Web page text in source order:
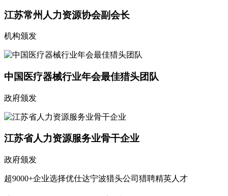
江苏常州人力资源协会副会长
机构颁发
中国医疗器械行业年会最佳猎头团队
政府颁发
江苏省人力资源服务业骨干企业
政府颁发
超9000+企业选择优仕达宁波猎头公司猎聘精英人才